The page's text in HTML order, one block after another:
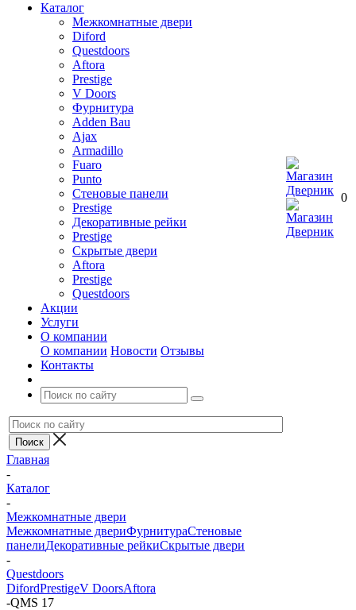
Каталог
Межкомнатные двери
Diford
Questdoors
Aftora
Prestige
V Doors
Фурнитура
Adden Bau
Ajax
Armadillo
Fuaro
Punto
Стеновые панели
Prestige
Декоративные рейки
Prestige
Скрытые двери
Aftora
Prestige
Questdoors
Акции
Услуги
О компании
О компании Новости Отзывы
Контакты
0
Главная
-
Каталог
-
Межкомнатные двери
Межкомнатные двериФурнитураСтеновые
панелиДекоративные рейкиСкрытые двери
-
Questdoors
DifordPrestigeV DoorsAftora
-QMS 17